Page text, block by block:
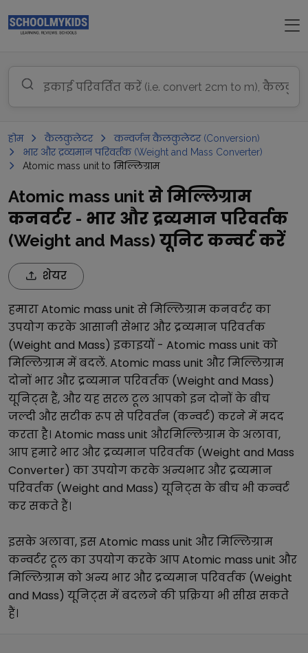
होम कैलकुलेटर
कन्वर्जन कैलकुलेटर (Conversion)
भार और द्रव्यमान परिवर्तक (Weight and Mass Converter)
Atomic mass unit to मिल्लिग्राम
Atomic mass unit से मिल्लिग्राम
कनवर्टर - भार और द्रव्यमान परिवर्तक
(Weight and Mass) यूनिट कन्वर्ट करें
शेयर
हमाराAtomic mass unit सेमिल्लिग्रामकनवर्टर का
उपयोग करके आसानी सेभार और द्रव्यमान परिवर्तक
(Weight and Mass) इकाइयों - Atomic mass unit को
मिल्लिग्राममें बदलें. Atomic mass unit औरमिल्लिग्राम
दोनों भार और द्रव्यमान परिवर्तक (Weight and Mass)
यूनिट्स हैं, और यह सरल टूल आपको इन दोनों के बीच
जल्दी और सटीक रूप से परिवर्तन (कन्वर्ट) करने में मदद
करता है। Atomic mass unit औरमिल्लिग्रामके अलावा,
आप हमारे भार और द्रव्यमान परिवर्तक (Weight and Mass
Converter) का उपयोग करके अन्यभार और द्रव्यमान
परिवर्तक (Weight and Mass) यूनिट्स के बीच भी कन्वर्ट
कर सकते हैं।
इसके अलावा, इसAtomic mass unit औरमिल्लिग्राम
कन्वर्टर टूल का उपयोग करके आपAtomic mass unit और
मिल्लिग्रामको अन्य भार और द्रव्यमान परिवर्तक (Weight
and Mass) यूनिट्स में बदलने की प्रक्रिया भी सीख सकते
हैं।